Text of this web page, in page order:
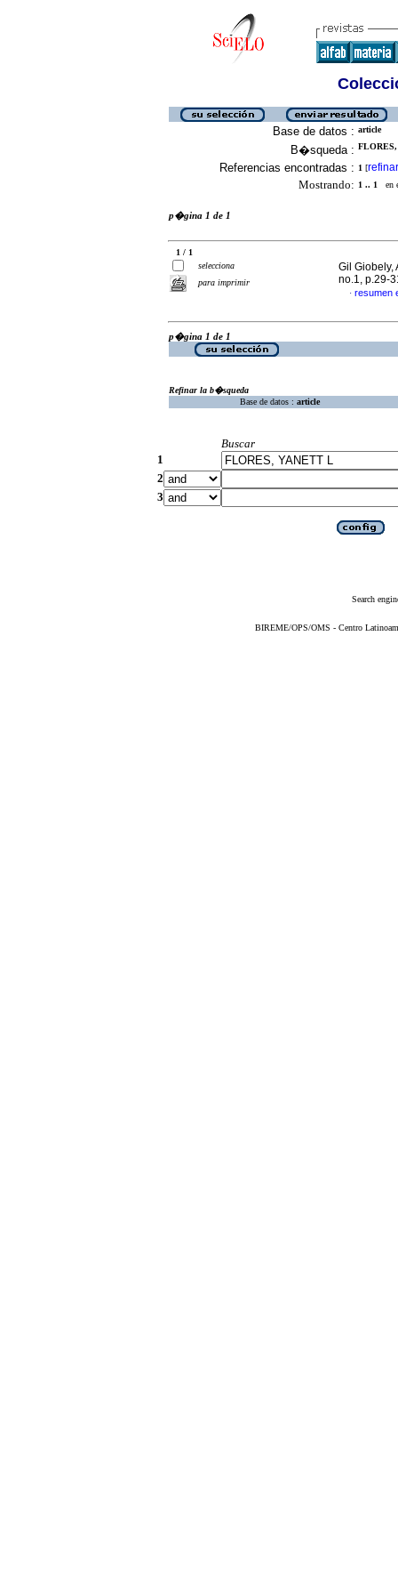
Base de datos : article
B�squeda :
Referencias encontradas : 1 [refinar
Mostrando: 1 .. 1 en
p�gina 1 de 1
1 / 1
selecciona
para imprimir
Gil Giobely,
no.1, p.29-
· resumen
p�gina 1 de 1
Refinar la b�squeda
Base de datos : article
Buscar
1
2
3
Search
BIREME/OPS/OMS - Centro